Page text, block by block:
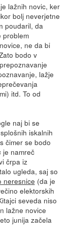
lažnih novic, ker
bolj neverjetne
poudaril, da
problem
ne da bi
bodo v
lažje
itd. To od
naj bi se
iskalnih
čimer se bodo
je namreč
črpa iz
ugleda, saj so
neresnice (da je
elektorskih
seveda niso
lažne novice
junija začela